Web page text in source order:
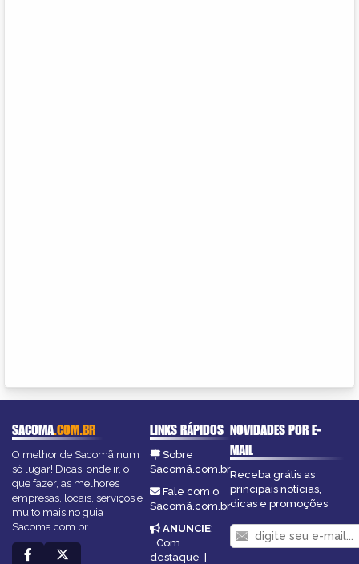
SACOMA.COM.BR
O melhor de Sacomã num
só lugar! Dicas, onde ir, o
que fazer, as melhores
empresas, locais, serviços e
muito mais no guia
Sacoma.com.br.
LINKS RÁPIDOS
Sobre
Sacomã.com.br
Fale com o
Sacomã.com.br
ANUNCIE:
Com
destaque |
NOVIDADES POR E-
MAIL
Receba grátis as
principais notícias,
dicas e promoções